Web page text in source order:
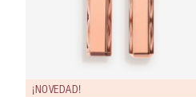
¡NOVEDAD!